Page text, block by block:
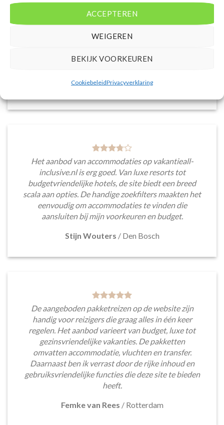
ACCEPTEREN
WEIGEREN
BEKIJK VOORKEUREN
CookiebeleidPrivacyverklaring
accommodaties met verschillende filters zoals
prijsklasse en aantal sterren. Pluspunt is de real-
time prijsinformatie en de mogelijkheid om direct op
de site te boeken. Daarnaast waardeer ik de
aanbevelingen voor bezienswaardigheden en
Saar van Lingen/Utrecht
Het aanbod van accommodaties op vakantieall-
inclusive.nl is erg goed. Van luxe resorts tot
budgetvriendelijke hotels, de site biedt een breed
scala aan opties. De handige zoekfilters maakten het
eenvoudig om accommodaties te vinden die
aansluiten bij mijn voorkeuren en budget.
Stijn Wouters / Den Bosch
De aangeboden pakketreizen op de website zijn
handig voor reizigers die graag alles in één keer
regelen. Het aanbod varieert van budget, luxe tot
gezinsvriendelijke vakanties. De pakketten
omvatten accommodatie, vluchten en transfer.
Daarnaast ben ik verrast door de rijke inhoud en
gebruiksvriendelijke functies die deze site te bieden
heeft.
Femke van Rees / Rotterdam